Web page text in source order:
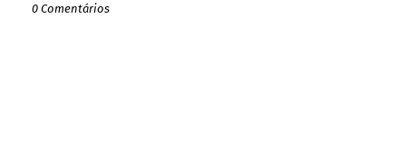
0 Comentários